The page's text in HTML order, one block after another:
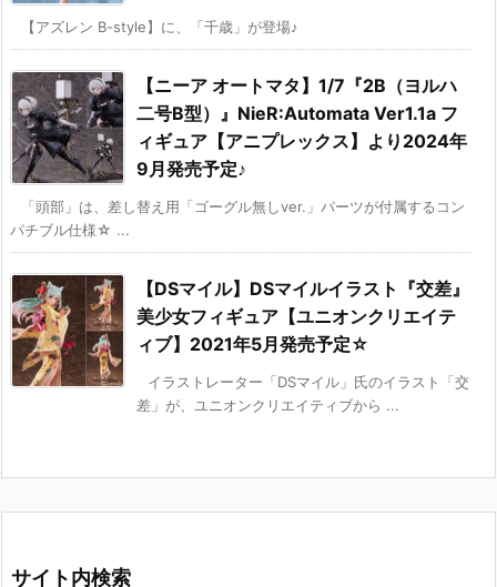
【アズレン B-style】に、「千歳」が登場♪
【ニーア オートマタ】1/7『2B（ヨルハ
二号B型）』NieR:Automata Ver1.1a フ
ィギュア【アニプレックス】より2024年
9月発売予定♪
「頭部」は、差し替え用「ゴーグル無しver.」パーツが付属するコン
パチブル仕様☆ ...
【DSマイル】DSマイルイラスト『交差』
美少女フィギュア【ユニオンクリエイテ
ィブ】2021年5月発売予定☆
イラストレーター「DSマイル」氏のイラスト「交
差」が、ユニオンクリエイティブから ...
サイト内検索